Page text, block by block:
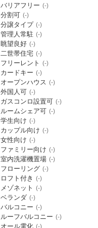
バリアフリー (-)
分割可 (-)
分譲タイプ (-)
管理人常駐 (-)
眺望良好 (-)
二世帯住宅 (-)
フリーレント (-)
カードキー (-)
オープンハウス (-)
外国人可 (-)
ガスコンロ設置可 (-)
ルームシェア可 (-)
学生向け (-)
カップル向け (-)
女性向け (-)
ファミリー向け (-)
室内洗濯機置場 (-)
フローリング (-)
ロフト付き (-)
メゾネット (-)
ベランダ (-)
バルコニー (-)
ルーフバルコニー (-)
オール電化 (-)